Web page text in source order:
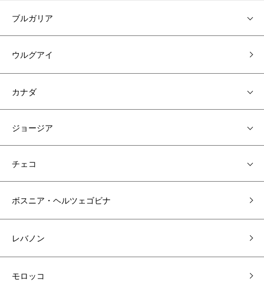
ブルガリア
ウルグアイ
カナダ
ジョージア
チェコ
ボスニア・ヘルツェゴビナ
レバノン
モロッコ